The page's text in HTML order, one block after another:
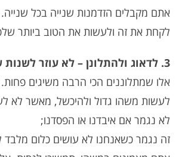
אתם מקבלים הזדמנות שנייה בכל
לקחת את זה ולעשות את הטוב ביותר
3. לדאוג ולהתלונן – לא עוזר לשנות שום דבר
אלו שמתלוננים הכי הרבה משיגים
לעשות משהו גדול ולהיכשל, מאשר לא
לא נגמר אם איבדנו או הפסדנו;
זה נגמר כשאנחנו לא עושים כלום מלבד